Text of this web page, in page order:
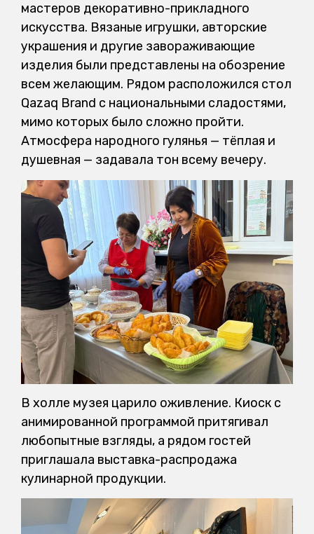
мастеров декоративно-прикладного
искусства. Вязаные игрушки, авторские
украшения и другие завораживающие
изделия были представлены на обозрение
всем желающим. Рядом расположился стол
Qazaq Brand с национальными сладостями,
мимо которых было сложно пройти.
Атмосфера народного гулянья — тёплая и
душевная — задавала тон всему вечеру.
В холле музея царило оживление. Киоск с
анимированной программой притягивал
любопытные взгляды, а рядом гостей
приглашала выставка-распродажа
кулинарной продукции.